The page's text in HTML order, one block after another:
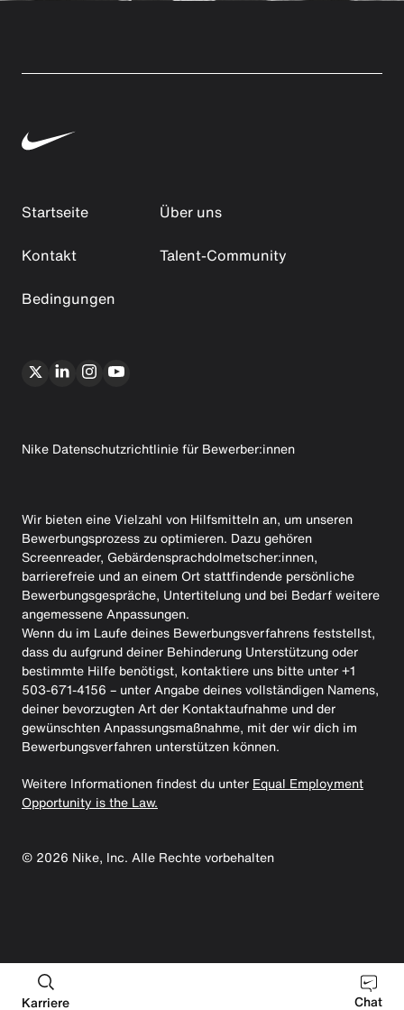
Startseite
Über uns
Kontakt
Talent-Community
Bedingungen
Nike Datenschutzrichtlinie für Bewerber:innen
Wir bieten eine Vielzahl von Hilfsmitteln an, um unseren
Bewerbungsprozess zu optimieren. Dazu gehören
Screenreader, Gebärdensprachdolmetscher:innen,
barrierefreie und an einem Ort stattfindende persönliche
Bewerbungsgespräche, Untertitelung und bei Bedarf weitere
angemessene Anpassungen.
Wenn du im Laufe deines Bewerbungsverfahrens feststellst,
dass du aufgrund deiner Behinderung Unterstützung oder
bestimmte Hilfe benötigst, kontaktiere uns bitte unter +1
503-671-4156 – unter Angabe deines vollständigen Namens,
deiner bevorzugten Art der Kontaktaufnahme und der
gewünschten Anpassungsmaßnahme, mit der wir dich im
Bewerbungsverfahren unterstützen können.
Weitere Informationen findest du unter Equal Employment
Opportunity is the Law.
© 2026 Nike, Inc. Alle Rechte vorbehalten
Karriere Chat